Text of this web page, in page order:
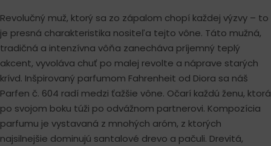
Revolučný muž, ktorý sa zo zápalom chopí každej výzvy – to
je presná charakteristika nositeľa tejto vône. Táto mužná,
tradičná a intenzívna vôňa zanecháva príjemný teplý
akcent, vyvoláva chuť po malej revolte a náprave starých
krívd. Inšpirovaný parfumom Fahrenheit od Diora sa náš
Parfen č. 604 radí medzi ťažšie vône. Očarí každú ženu, ktorá
po svojom boku túži po odvážnom partnerovi. Kompozícia
parfumu je vystavaná z mnohých aróm, z ktorých
najsilnejšie dominujú santalové drevo a pačuli. Drevitá,